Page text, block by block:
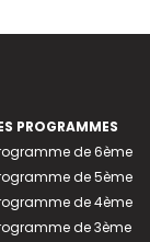
PROGRAMMES
de 6ème
de 5ème
de 4ème
de 3ème